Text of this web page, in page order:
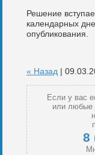
Решение
календарных
опубликования.
« Назад |
Если у вас
или любые
8